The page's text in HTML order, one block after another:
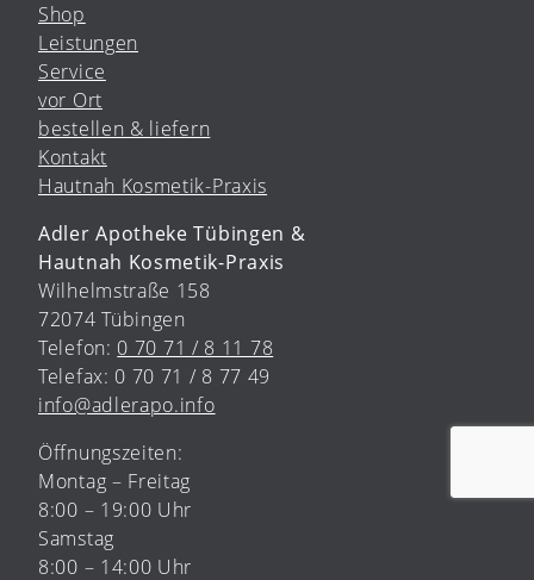
Shop
Leistungen
Service
vor Ort
bestellen & liefern
Kontakt
Hautnah Kosmetik-Praxis
Adler Apotheke Tübingen &
Hautnah Kosmetik-Praxis
Wilhelmstraße 158
72074 Tübingen
Telefon: 0 70 71 / 8 11 78
Telefax: 0 70 71 / 8 77 49
info@adlerapo.info
Öffnungszeiten:
Montag – Freitag
8:00 – 19:00 Uhr
Samstag
8:00 – 14:00 Uhr